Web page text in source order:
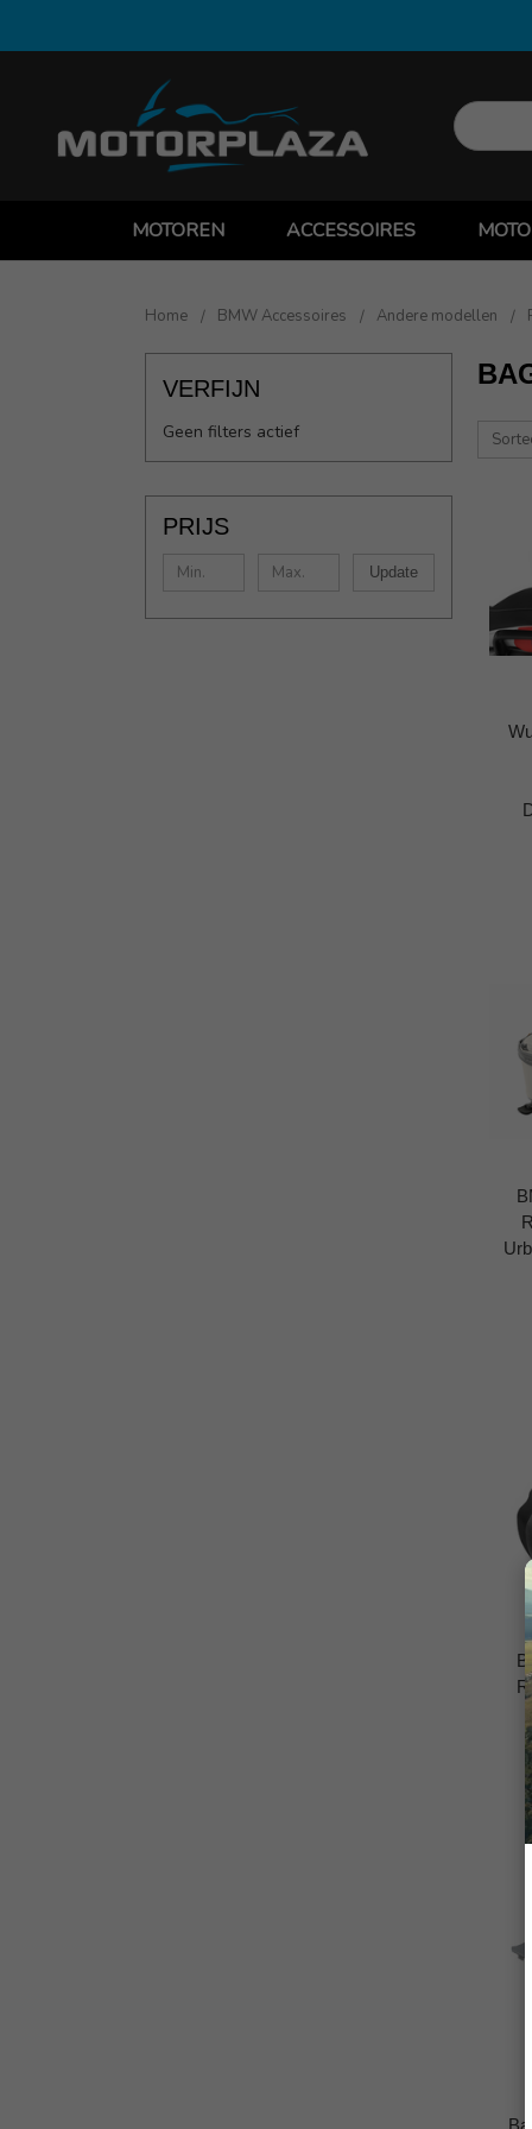
MOTOREN ACCESSOIRES
Home BMW Accessoires Andere modellen
VERFIJN
Geen filters actief
PRIJS
Update